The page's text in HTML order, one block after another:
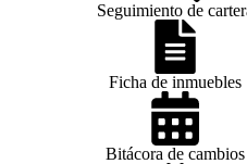
Seguimiento de
Ficha de inmuebles
Bitácora de cambios